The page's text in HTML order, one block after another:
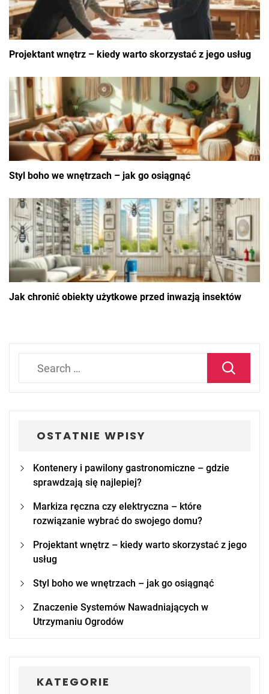
Projektant wnętrz – kiedy warto skorzystać z jego usług
Styl boho we wnętrzach – jak go osiągnąć
Jak chronić obiekty użytkowe przed inwazją insektów
OSTATNIE WPISY
Kontenery i pawilony gastronomiczne – gdzie
sprawdzają się najlepiej?
Markiza ręczna czy elektryczna – które
rozwiązanie wybrać do swojego domu?
Projektant wnętrz – kiedy warto skorzystać z jego
usług
Styl boho we wnętrzach – jak go osiągnąć
Znaczenie Systemów Nawadniających w
Utrzymaniu Ogrodów
KATEGORIE